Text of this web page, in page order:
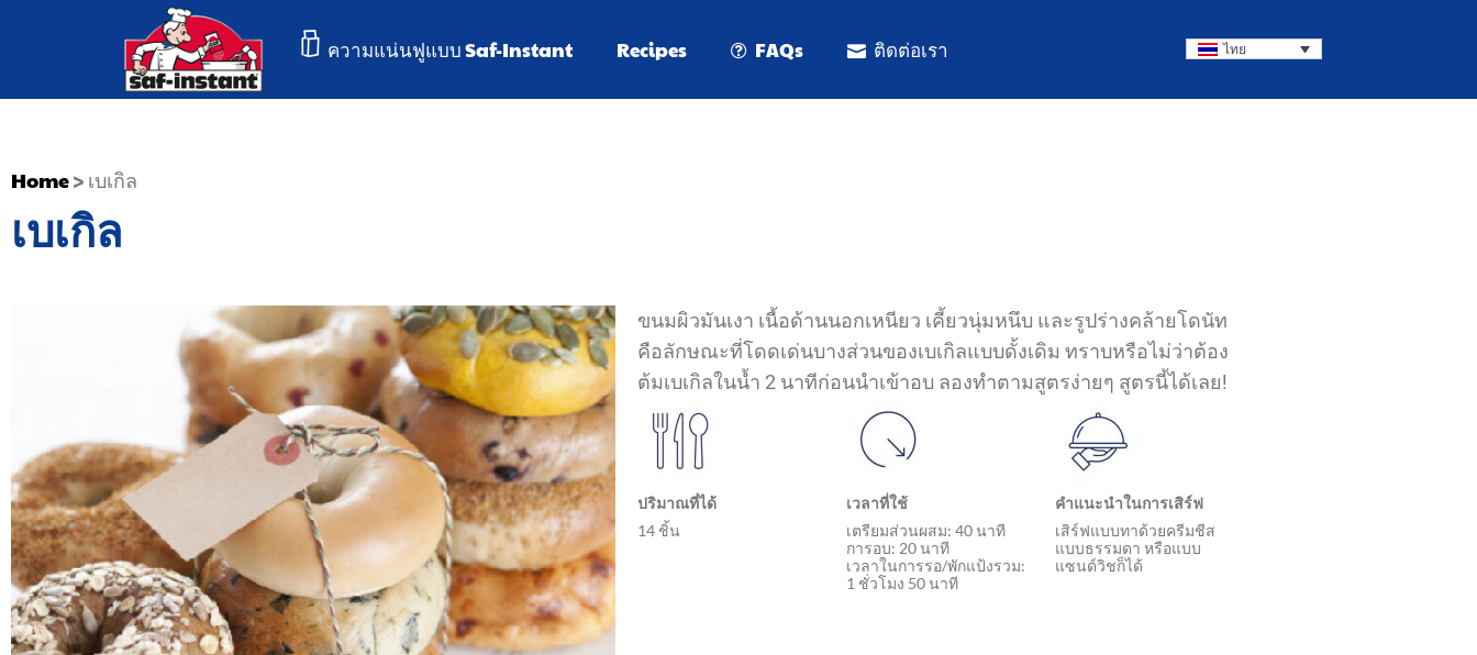
ไทย
ความแน่นฟูแบบ Saf-Instant Recipes FAQs ติดต่อเรา
Home> เบเกิล
เบเกิล
ขนมผิวมันเงา เนื้อด้านนอกเหนียว เคี้ยวนุ่มหนึบ และรูปร่างคล้ายโดนัท
คือลักษณะที่โดดเด่นบางส่วนของเบเกิลแบบดั้งเดิม ทราบหรือไม่ว่าต้อง
ต้มเบเกิลในน้ำ 2 นาทีก่อนนำเข้าอบ ลองทำตามสูตรง่ายๆ สูตรนี้ได้เลย!
ปริมาณที่ได้
14 ชิ้น
เวลาที่ใช้
เตรียมส่วนผสม: 40 นาที
การอบ: 20 นาที
เวลาในการรอ/พักแป้งรวม:
1 ชั่วโมง 50 นาที
คำแนะนำในการเสิร์ฟ
เสิร์ฟแบบทาด้วยครีมชีส
แบบธรรมดา หรือแบบ
แซนด์วิชก็ได้